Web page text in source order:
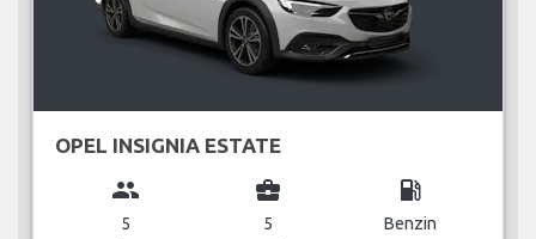
OPEL INSIGNIA ESTATE
group
5
business_center
5
local_gas_station
Benzin